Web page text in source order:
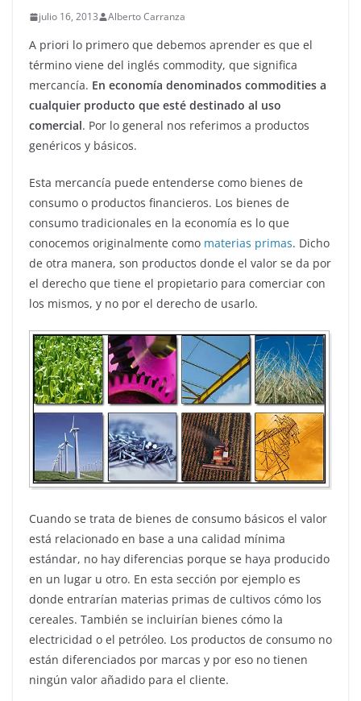
julio 16, 2013 Alberto Carranza
A priori lo primero que debemos aprender es que el
término viene del inglés commodity, que significa
mercancía. En economía denominados commodities a
cualquier producto que esté destinado al uso
comercial. Por lo general nos referimos a productos
genéricos y básicos.
Esta mercancía puede entenderse como bienes de
consumo o productos financieros. Los bienes de
consumo tradicionales en la economía es lo que
conocemos originalmente como materias primas. Dicho
de otra manera, son productos donde el valor se da por
el derecho que tiene el propietario para comerciar con
los mismos, y no por el derecho de usarlo.
Cuando se trata de bienes de consumo básicos el valor
está relacionado en base a una calidad mínima
estándar, no hay diferencias porque se haya producido
en un lugar u otro. En esta sección por ejemplo es
donde entrarían materias primas de cultivos cómo los
cereales. También se incluirían bienes cómo la
electricidad o el petróleo. Los productos de consumo no
están diferenciados por marcas y por eso no tienen
ningún valor añadido para el cliente.